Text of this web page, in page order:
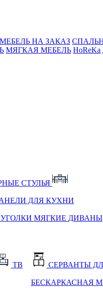
МЕБЕЛЬ НА ЗАКАЗ
МЯГКАЯ МЕБЕЛЬ HoReKa
СТУЛЬЯ
ДЛЯ КУХНИ
МЯГКИЕ ДИВАНЫ
ТВ СЕРВАНТЫ
БЕСКАРКАСНАЯ